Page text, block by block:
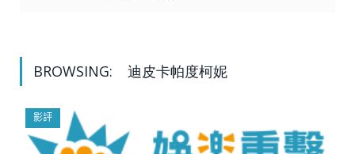
BROWSING: 迪皮卡帕度柯妮
影評